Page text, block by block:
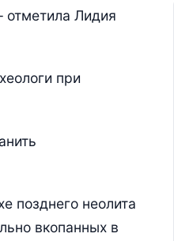
отметила Лидия
при
позднего неолита
вкопанных в